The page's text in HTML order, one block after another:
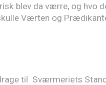
blev da værre, og hvo
Værten og
til Sværmeriets